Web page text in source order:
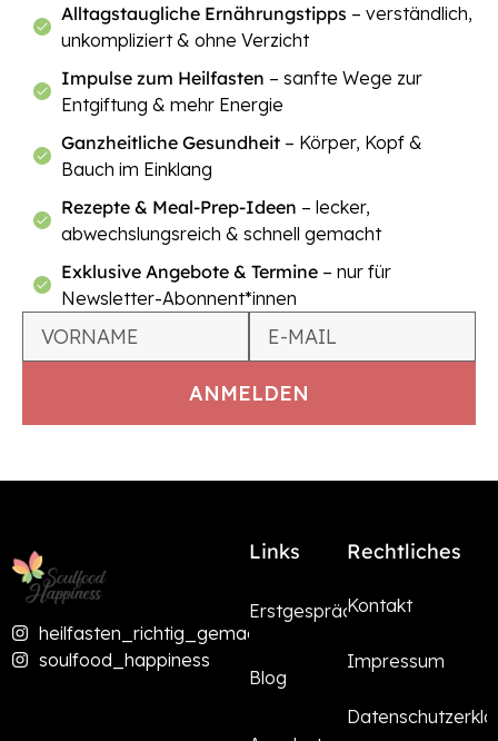
Alltagstaugliche Ernährungstipps – verständlich,
unkompliziert & ohne Verzicht
Impulse zum Heilfasten – sanfte Wege zur
Entgiftung & mehr Energie
Ganzheitliche Gesundheit – Körper, Kopf &
Bauch im Einklang
Rezepte & Meal-Prep-Ideen – lecker,
abwechslungsreich & schnell gemacht
Exklusive Angebote & Termine – nur für
Newsletter-Abonnent*innen
heilfasten_richtig_gemacht
soulfood_happiness
Links
Erstgespräch
Blog
Rechtliches
Kontakt
Impressum